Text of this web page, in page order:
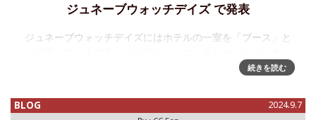
ジュネーブウォッチデイズ で発表
ジュネーブウォッチデイズにはホテルの一室を「ブース」と
陣取り、事前アポイントベースで披露しているブランドもあ
メイドのカール・スッキー
続きを読む
BLOG 2024.9.7